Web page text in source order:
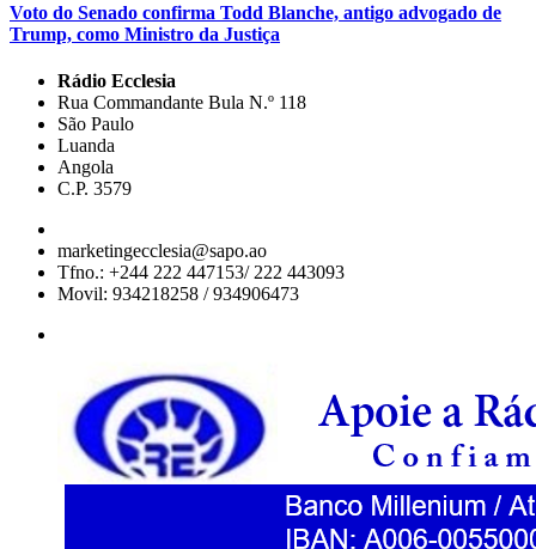
Voto do Senado confirma Todd Blanche, antigo advogado de
Trump, como Ministro da Justiça
Rádio Ecclesia
Rua Commandante Bula N.º 118
São Paulo
Luanda
Angola
C.P. 3579
marketingecclesia@sapo.ao
Tfno.: +244 222 447153/ 222 443093
Movil: 934218258 / 934906473